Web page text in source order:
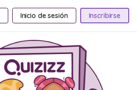
Inicio de sesión Inscribirse